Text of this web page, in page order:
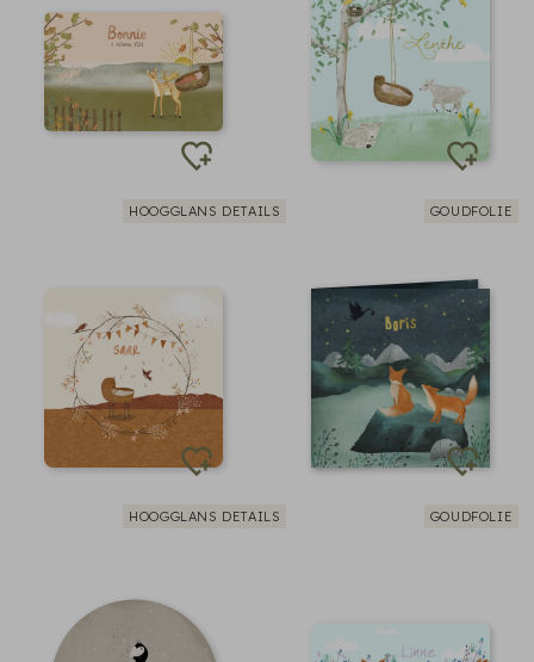
HOOGGLANS DETAILS GOUDFOLIE
HOOGGLANS DETAILS GOUDFOLIE